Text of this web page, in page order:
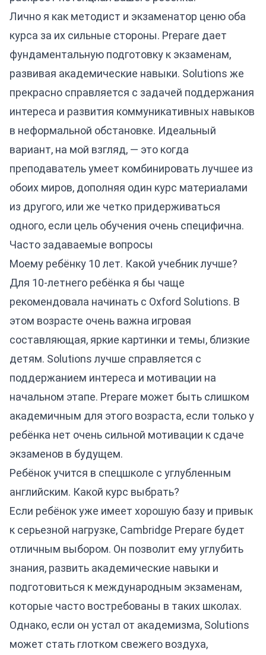
Лично я как методист и экзаменатор ценю оба
курса за их сильные стороны. Prepare дает
фундаментальную подготовку к экзаменам,
развивая академические навыки. Solutions же
прекрасно справляется с задачей поддержания
интереса и развития коммуникативных навыков
в неформальной обстановке. Идеальный
вариант, на мой взгляд, — это когда
преподаватель умеет комбинировать лучшее из
обоих миров, дополняя один курс материалами
из другого, или же четко придерживаться
одного, если цель обучения очень специфична.
Часто задаваемые вопросы
Моему ребёнку 10 лет. Какой учебник лучше?
Для 10-летнего ребёнка я бы чаще
рекомендовала начинать с Oxford Solutions. В
этом возрасте очень важна игровая
составляющая, яркие картинки и темы, близкие
детям. Solutions лучше справляется с
поддержанием интереса и мотивации на
начальном этапе. Prepare может быть слишком
академичным для этого возраста, если только у
ребёнка нет очень сильной мотивации к сдаче
экзаменов в будущем.
Ребёнок учится в спецшколе с углубленным
английским. Какой курс выбрать?
Если ребёнок уже имеет хорошую базу и привык
к серьезной нагрузке, Cambridge Prepare будет
отличным выбором. Он позволит ему углубить
знания, развить академические навыки и
подготовиться к международным экзаменам,
которые часто востребованы в таких школах.
Однако, если он устал от академизма, Solutions
может стать глотком свежего воздуха,